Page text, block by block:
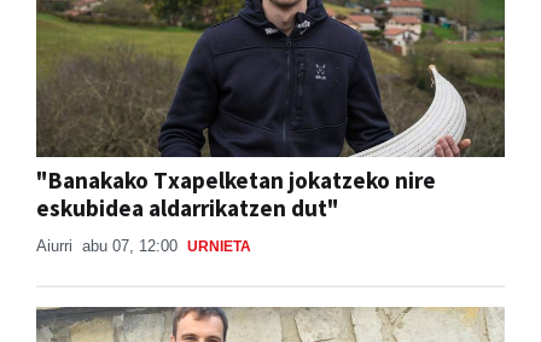
"Banakako Txapelketan jokatzeko nire
eskubidea aldarrikatzen dut"
Aiurri abu 07, 12:00 URNIETA